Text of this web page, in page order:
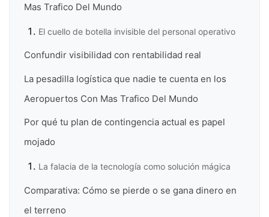
Mas Trafico Del Mundo
El cuello de botella invisible del personal operativo
Confundir visibilidad con rentabilidad real
La pesadilla logística que nadie te cuenta en los
Aeropuertos Con Mas Trafico Del Mundo
Por qué tu plan de contingencia actual es papel
mojado
La falacia de la tecnología como solución mágica
Comparativa: Cómo se pierde o se gana dinero en
el terreno